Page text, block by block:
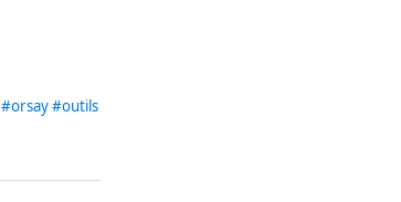
#orsay#outils